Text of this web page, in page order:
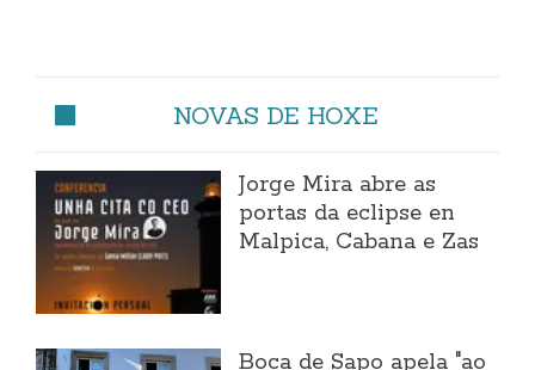
NOVAS DE HOXE
Jorge Mira abre as
portas da eclipse en
Malpica, Cabana e Zas
Boca de Sapo apela "ao